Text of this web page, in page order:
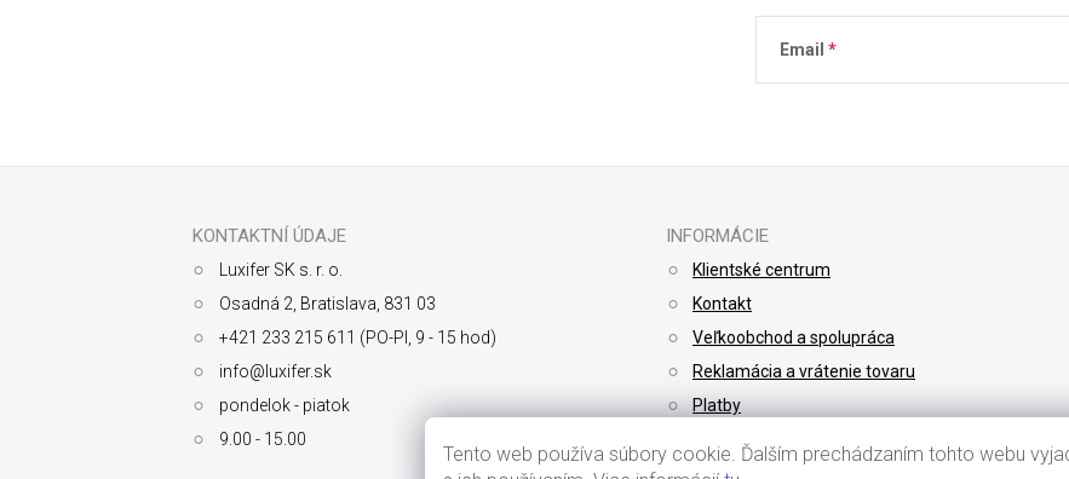
Tento web používa súbory cookie. Ďalším prechádzaním tohto webu
Email
KONTAKTNÍ ÚDAJE
Luxifer SK s. r. o.
Osadná 2, Bratislava, 831 03
+421 233 215 611 (PO-PI, 9 - 15 hod)
info@luxifer.sk
pondelok - piatok
9.00 - 15.00
INFORMÁCIE
Klientské centrum
Kontakt
Veľkoobchod a spolupráca
Reklamácia a vrátenie tovaru
Platby
Doprava